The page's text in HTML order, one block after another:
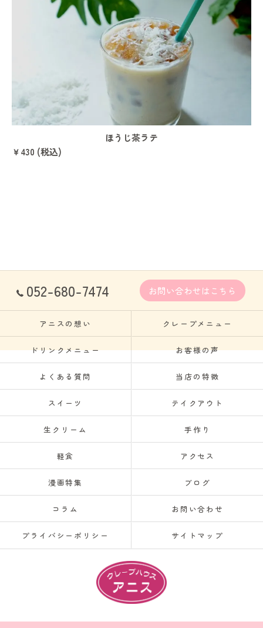
ほうじ茶ラテ
￥430 (税込)
052-680-7474 お問い合わせはこちら
アニスの想い クレープメニュー
ドリンクメニュー お客様の声
よくある質問 当店の特徴
スイーツ テイクアウト
生クリーム 手作り
軽食 アクセス
漫画特集 ブログ
コラム お問い合わせ
プライバシーポリシー サイトマップ